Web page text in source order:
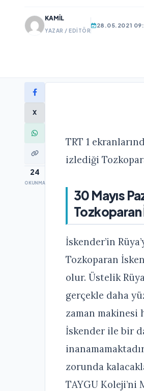
KAMIL
YAZAR / EDITÖR
28.05.2021
X
24
OKUNMA
TRT 1
izlediği
30 Mayıs
İskender’in
Tozkoparan
olur. Üstelik
gerçekle daha
zaman makinesi
İskender ile bir
zorunda
TAYGU Koleji’ni